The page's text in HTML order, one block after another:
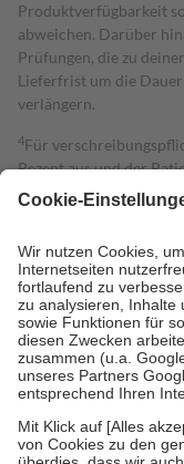
Produktverfügbarkeit
abweichen. Darüber
Prüfungen, die zu
Lieferfrist um die
verlängern.
4Für
Rezept aus und der
gesetzliche
Kosten dafür, der
Grundsätzlich leisten
Prozent des
höchstens zehn Euro.
Kosten der Leistung zu
Diese Regeln gelten
Bei Heilmitteln und
Zuzahlung zehn
Verordnung.
Um das Engagement